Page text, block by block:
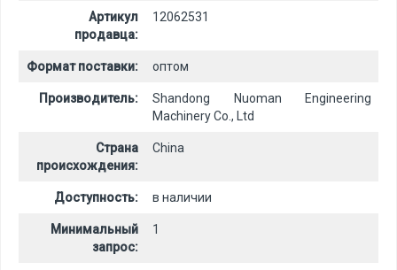
Артикул
продавца:
12062531
Формат поставки: оптом
Производитель:
Shandong Nuoman Engineering
Machinery Co., Ltd
Страна
происхождения:
China
Доступность: в наличии
Минимальный
запрос:
1